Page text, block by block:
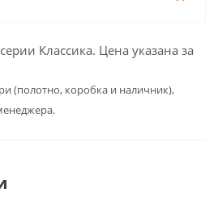
Классика. Цена указана за
(полотно, коробка и наличник),